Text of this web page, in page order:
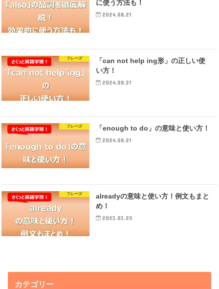
に使う方法も！
2024.08.21
フレーズ
「can not help ing形」の正しい使
い方！
2024.08.21
フレーズ 「enough to do」の意味と使い方！
2024.08.21
フレーズ
alreadyの意味と使い方！例文もまと
め！
2023.03.25
カテゴリー